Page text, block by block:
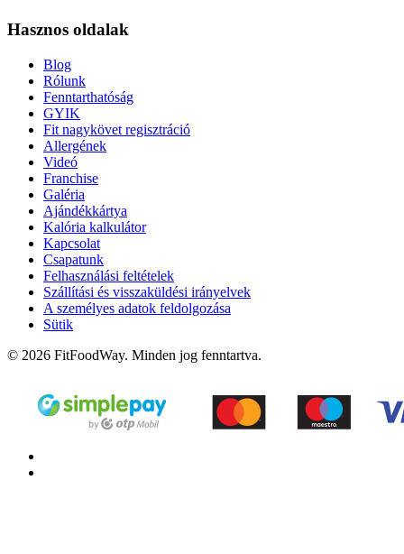
Hasznos oldalak
Blog
Rólunk
Fenntarthatóság
GYIK
Fit nagykövet regisztráció
Allergének
Videó
Franchise
Galéria
Ajándékkártya
Kalória kalkulátor
Kapcsolat
Csapatunk
Felhasználási feltételek
Szállítási és visszaküldési irányelvek
A személyes adatok feldolgozása
Sütik
© 2026 FitFoodWay. Minden jog fenntartva.